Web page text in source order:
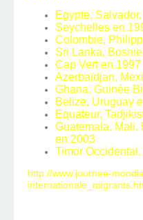
Egypte,
Seychelles en
Colombie,
Sri Lanka,
Cap Vert en 1997
Azerbaïdjan,
Ghana, Guinée
Belize, Uruguay
Equateur,
Guatemala, Mali,
en 2003
Timor
http://www.journee-